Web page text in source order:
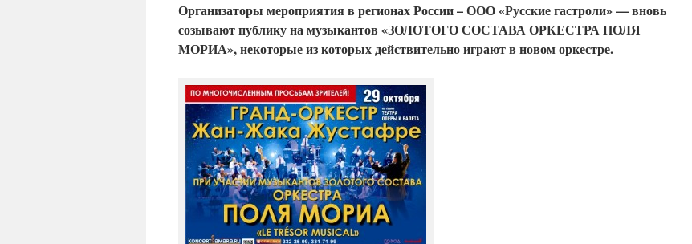
Организаторы мероприятия в регионах России – ООО «Русские гастроли» — вновь
созывают публику на музыкантов «ЗОЛОТОГО СОСТАВА ОРКЕСТРА ПОЛЯ
МОРИА», некоторые из которых действительно играют в новом оркестре.